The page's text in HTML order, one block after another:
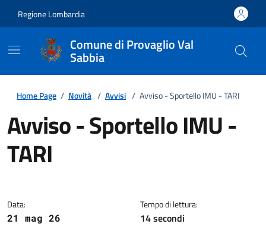
Regione Lombardia
Comune di Provaglio Val
Sabbia
Home Page / Novità / Avvisi / Avviso - Sportello IMU - TARI
Avviso - Sportello IMU -
TARI
Data:
21 mag 26
Tempo di lettura:
14 secondi